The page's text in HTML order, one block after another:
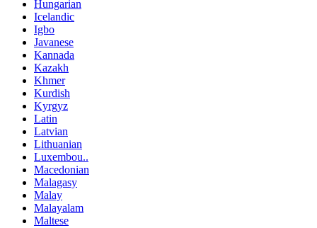
Hungarian
Icelandic
Igbo
Javanese
Kannada
Kazakh
Khmer
Kurdish
Kyrgyz
Latin
Latvian
Lithuanian
Luxembou..
Macedonian
Malagasy
Malay
Malayalam
Maltese